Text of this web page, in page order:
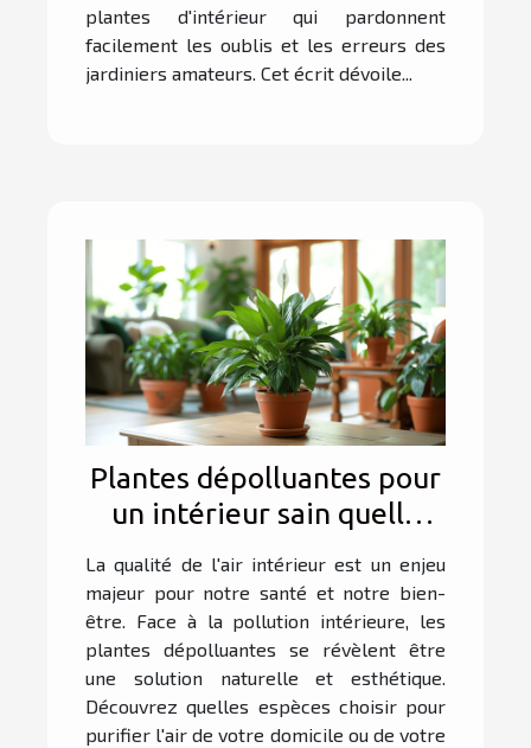
plantes d'intérieur qui pardonnent
facilement les oublis et les erreurs des
jardiniers amateurs. Cet écrit dévoile...
Plantes dépolluantes pour
un intérieur sain quelle
espèce choisir
La qualité de l'air intérieur est un enjeu
majeur pour notre santé et notre bien-
être. Face à la pollution intérieure, les
plantes dépolluantes se révèlent être
une solution naturelle et esthétique.
Découvrez quelles espèces choisir pour
purifier l'air de votre domicile ou de votre